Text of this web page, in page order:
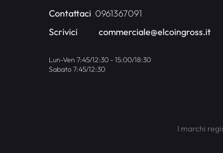
Contattaci 0961367091
Scrivici
commerciale@elcoingross.it
Lun-Ven 7:45/12:30 - 15:00/18:30
Sabato 7:45/12:30
I marchi